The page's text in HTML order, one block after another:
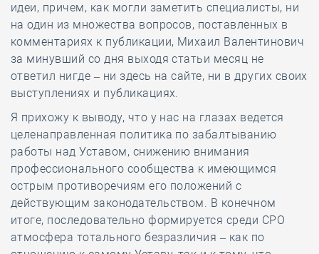
идеи, причем, как могли заметить специалисты, ни
на один из множества вопросов, поставленных в
комментариях к публикации, Михаил Валентинович
за минувший со дня выходя статьи месяц не
ответил нигде – ни здесь на сайте, ни в других своих
выступлениях и публикациях.
Я прихожу к выводу, что у нас на глазах ведется
целенаправленная политика по забалтыванию
работы над Уставом, снижению внимания
профессионального сообщества к имеющимся
острым противоречиям его положений с
действующим законодательством. В конечном
итоге, последовательно формируется среди СРО
атмосфера тотального безразличия – как по